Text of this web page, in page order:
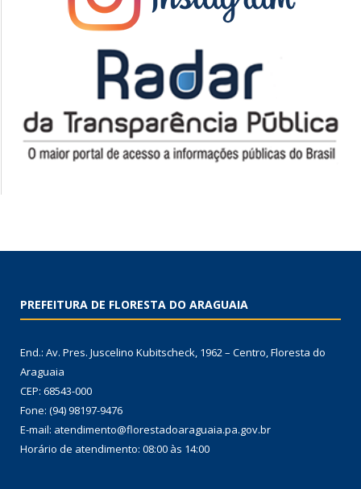
PREFEITURA DE FLORESTA DO ARAGUAIA
End.: Av. Pres. Juscelino Kubitscheck, 1962 – Centro, Floresta do
Araguaia
CEP: 68543-000
Fone: (94) 98197-9476
E-mail: atendimento@florestadoaraguaia.pa.gov.br
Horário de atendimento: 08:00 às 14:00